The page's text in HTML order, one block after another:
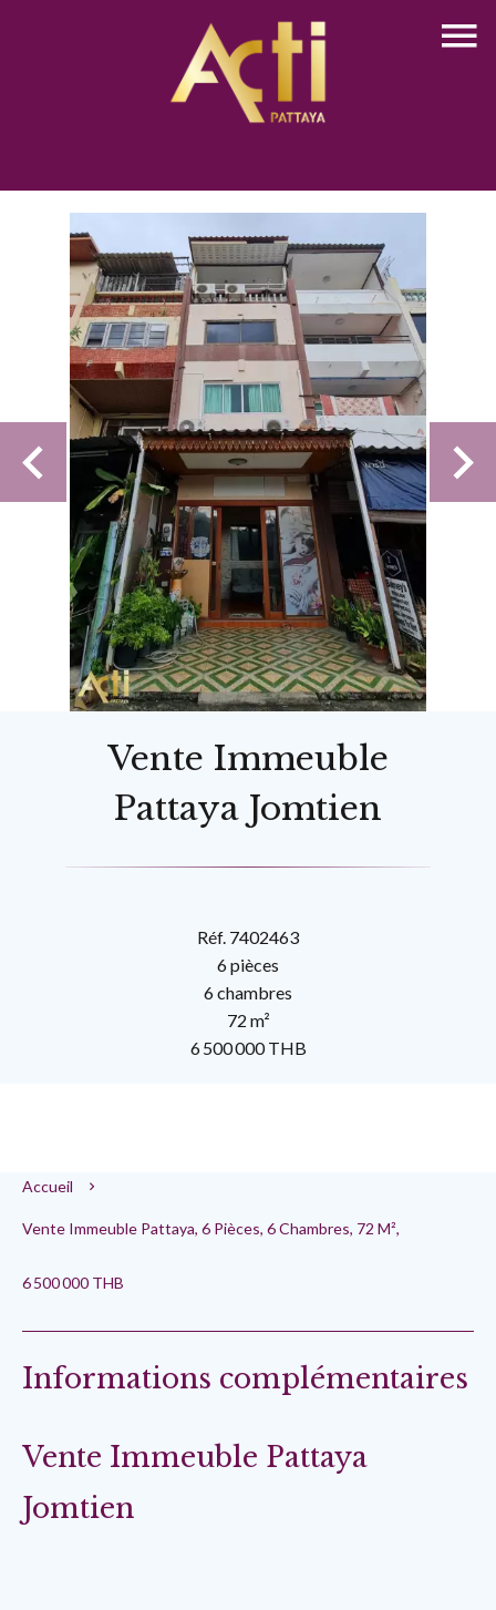
Vente Immeuble
Pattaya Jomtien
Réf. 7402463
6 pièces
6 chambres
72 m²
6 500 000 THB
Accueil
Vente Immeuble Pattaya, 6 Pièces, 6 Chambres, 72 M²,
6 500 000 THB
Informations complémentaires
Vente Immeuble Pattaya
Jomtien